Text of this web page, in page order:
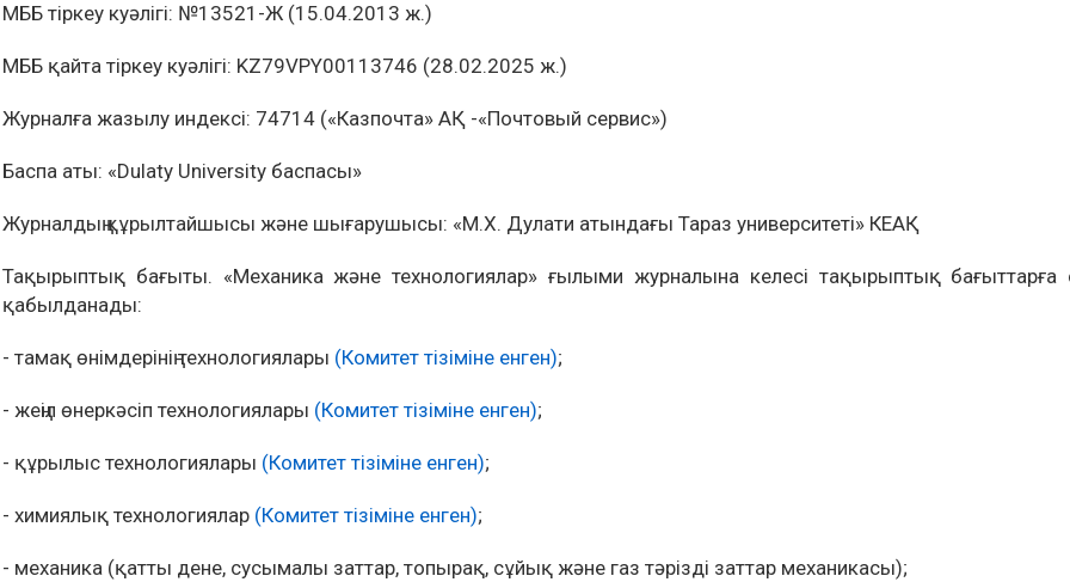
МББ тіркеу куәлігі: №13521-Ж (15.04.2013 ж.)
МББ қайта тіркеу куәлігі: KZ79VPY00113746 (28.02.2025 ж.)
Журналға жазылу индексі: 74714 («Казпочта» АҚ -«Почтовый сервис»)
Баспа аты: «Dulaty University баспасы»
Журналдың құрылтайшысы және шығарушысы: «М.Х. Дулати атындағы Тараз университеті» КЕАҚ
Тақырыптық бағыты. «Механика және технологиялар» ғылыми журналына келесі тақырыптық
қабылданады:
- тамақ өнімдерінің технологиялары (Комитет тізіміне енген);
- жеңіл өнеркәсіп технологиялары (Комитет тізіміне енген);
- құрылыс технологиялары (Комитет тізіміне енген);
- химиялық технологиялар (Комитет тізіміне енген);
- механика (қатты дене, сусымалы заттар, топырақ, сұйық және газ тәрізді заттар механикасы);